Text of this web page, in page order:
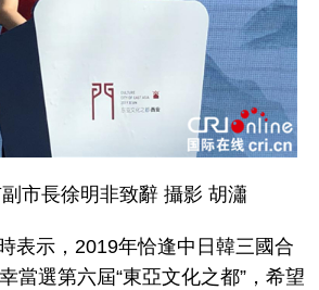
長徐明非致辭 攝影 胡瀟
示，2019年恰逢中日韓三國合
當選第六屆“東亞文化之都”，希望